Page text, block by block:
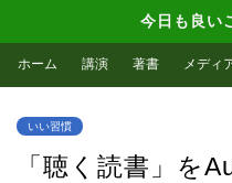
今日も良い
ホーム 講演 著書 メディ
いい習慣
「聴く読書」を